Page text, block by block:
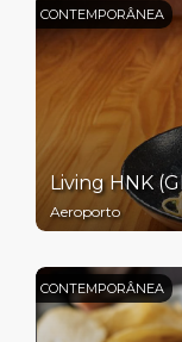
CONTEMPORÂNEA
Living HNK
Aeroporto
CONTEMPORÂNEA